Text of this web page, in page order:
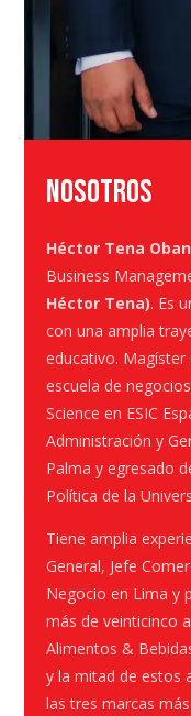
NOSOTROS
Héctor Tena
Business
Héctor Tena). Es
con una amplia
educativo.
escuela de
Science en ESIC
Administración y
Palma y egresado
Política de la
Tiene amplia
General, Jefe
Negocio en Lima y
más de veinticinco
Alimentos &
y la mitad de estos
las tres marcas